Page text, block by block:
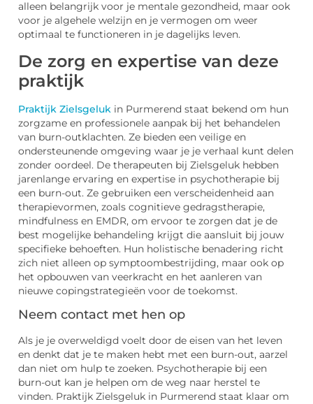
alleen belangrijk voor je mentale gezondheid, maar ook
voor je algehele welzijn en je vermogen om weer
optimaal te functioneren in je dagelijks leven.
De zorg en expertise van deze
praktijk
Praktijk Zielsgeluk in Purmerend staat bekend om hun
zorgzame en professionele aanpak bij het behandelen
van burn-outklachten. Ze bieden een veilige en
ondersteunende omgeving waar je je verhaal kunt delen
zonder oordeel. De therapeuten bij Zielsgeluk hebben
jarenlange ervaring en expertise in psychotherapie bij
een burn-out. Ze gebruiken een verscheidenheid aan
therapievormen, zoals cognitieve gedragstherapie,
mindfulness en EMDR, om ervoor te zorgen dat je de
best mogelijke behandeling krijgt die aansluit bij jouw
specifieke behoeften. Hun holistische benadering richt
zich niet alleen op symptoombestrijding, maar ook op
het opbouwen van veerkracht en het aanleren van
nieuwe copingstrategieën voor de toekomst.
Neem contact met hen op
Als je je overweldigd voelt door de eisen van het leven
en denkt dat je te maken hebt met een burn-out, aarzel
dan niet om hulp te zoeken. Psychotherapie bij een
burn-out kan je helpen om de weg naar herstel te
vinden. Praktijk Zielsgeluk in Purmerend staat klaar om